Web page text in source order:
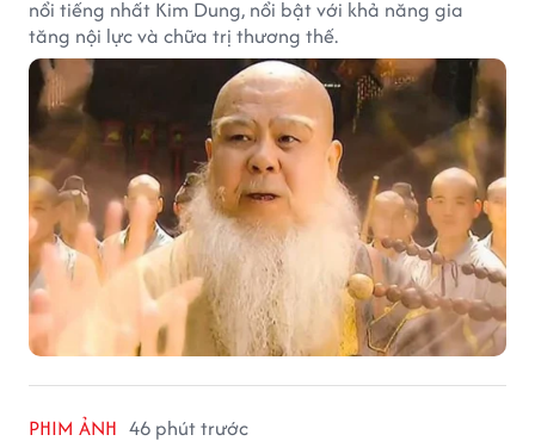
nổi tiếng nhất Kim Dung, nổi bật với khả năng gia
tăng nội lực và chữa trị thương thế.
PHIM ẢNH 46 phút trước